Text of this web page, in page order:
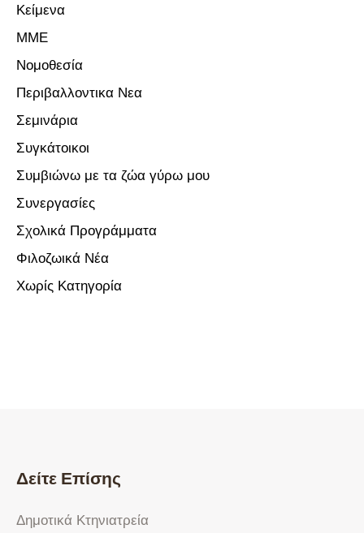
Κείμενα
ΜΜΕ
Νομοθεσία
Περιβαλλοντικα Νεα
Σεμινάρια
Συγκάτοικοι
Συμβιώνω με τα ζώα γύρω μου
Συνεργασίες
Σχολικά Προγράμματα
Φιλοζωικά Νέα
Χωρίς Κατηγορία
Δείτε Επίσης
Δημοτικά Κτηνιατρεία